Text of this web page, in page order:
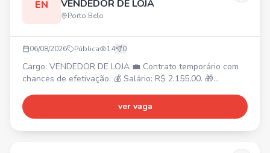
EN VENDEDOR DE LOJA
Porto Belo
06/08/2026 Pública 14 0
Cargo: VENDEDOR DE LOJA 💼 Contrato temporário com
chances de efetivação. 💰 Salário: R$ 2.155,00. 🎁
ou 13:50 às 22:10h (escala 6x1). 📍 Local: Porto Belo (SC)
- BR 101, KM 159 SN, Alto Perequê.
ver vaga